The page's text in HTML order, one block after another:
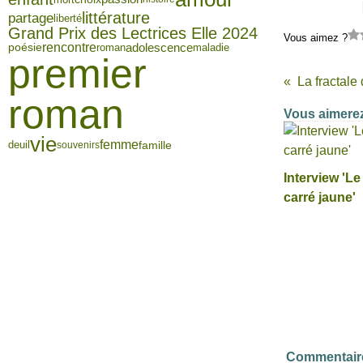
partageliberté littérature
Grand Prix des Lectrices Elle 2024
poésierencontreromanadolescencemaladie
premier
roman
deuil viesouvenirsfemmefamille
Vous aimez ?
La fractale
Vous
Interview
carré jaune'